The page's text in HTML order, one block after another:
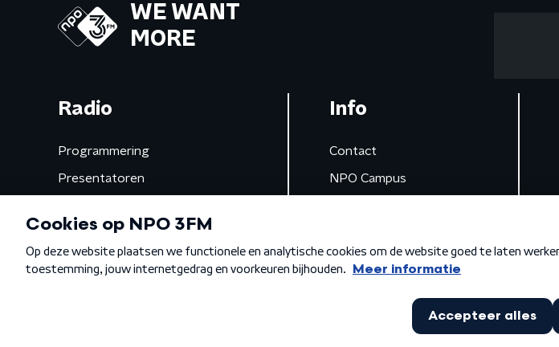
WE WANT
MORE
Radio
Programmering
Presentatoren
Gemist
Info
Contact
NPO Campus
Algemene voorwaarden Privacybeleid